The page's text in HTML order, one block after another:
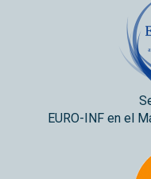
EURO-INF en el